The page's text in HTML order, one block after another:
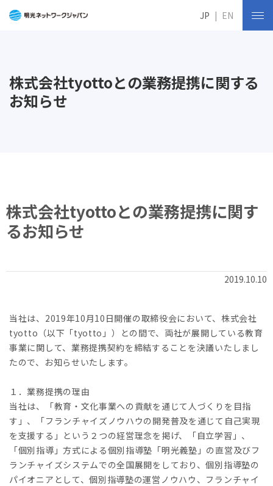
株式会社tyottoとの業務提携に関する
お知らせ
株式会社tyottoとの業務提携に関す
るお知らせ
2019.10.10
当社は、2019年10月10日開催の取締役会において、株式会社
tyotto（以下「tyotto」）との間で、両社が展開している教育
事業に関して、業務提携契約を締結することを決議いたしまし
たので、お知らせいたします。
１．業務提携の理由
当社は、「教育・文化事業への貢献を通じて人づくりを目指
す」、「フランチャイズノウハウの開発普及を通じて自己実現
を支援する」という２つの経営理念を掲げ、「自立学習」、
「個別指導」方式による個別指導塾「明光義塾」の直営及びフ
ランチャイズシステムでの全国展開をしており、個別指導塾の
パイオニアとして、個別指導塾の運営ノウハウ、フランチャイ
JP EN